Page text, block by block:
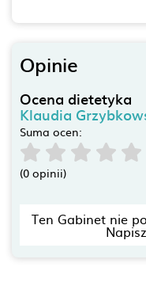
Opinie
Ocena dietetyka
Klaudia
Suma ocen:
(0 opinii)
Ten Gabinet nie